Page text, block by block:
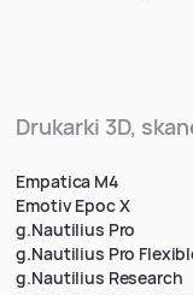
Drukarki 3D,
Empatica M4
Emotiv Epoc X
g.Nautilius Pro
g.Nautilius Pro
g.Nautilius Research